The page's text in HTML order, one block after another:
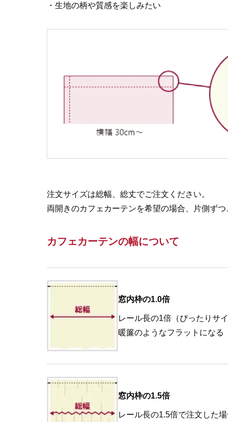
・生地の柄や質感を楽しみたい
注文サイズは総幅、総丈でご注文ください。
両開きのカフェカーテンを希望の場合、片側ず
カフェカーテンの幅について
窓内枠の1.0倍
レール長の1倍（ぴったりサ
暖簾のようなフラットになる
窓内枠の1.5倍
レール長の1.5倍で注文した